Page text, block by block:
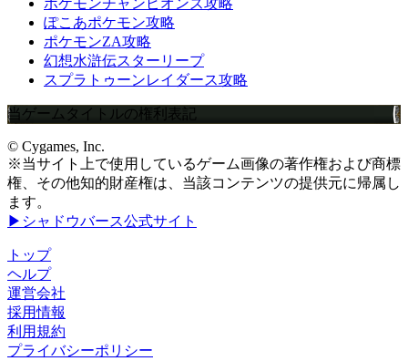
ポケモンチャンピオンズ攻略
ぽこあポケモン攻略
ポケモンZA攻略
幻想水滸伝スターリープ
スプラトゥーンレイダース攻略
当ゲームタイトルの権利表記
© Cygames, Inc.
※当サイト上で使用しているゲーム画像の著作権および商標
権、その他知的財産権は、当該コンテンツの提供元に帰属し
ます。
▶シャドウバース公式サイト
トップ
ヘルプ
運営会社
採用情報
利用規約
プライバシーポリシー